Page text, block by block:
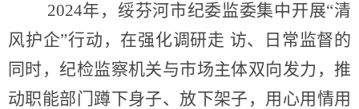
2024年，绥芬河市纪委监委集中开展“清
风护企”行动，在强化调研走 访、日常监督的
同时，纪检监察机关与市场主体双向发力，推
动职能部门蹲下身子、放下架子，用心用情用